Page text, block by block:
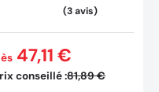
conseillé :81,89 €
47,11 €